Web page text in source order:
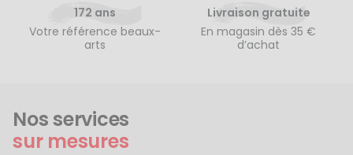
172 ans
Votre référence beaux-
arts
Livraison gratuite
En magasin dès 35 €
d’achat
Nos services
sur mesures